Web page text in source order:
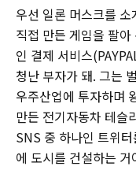
우선 일론 머스크를
직접 만든 게임을 팔
인 결제 서비스
청난 부자가 돼. 그는
우주산업에 투자하며
만든 전기자동차 테슬
SNS 중 하나인 트위
에 도시를 건설하는